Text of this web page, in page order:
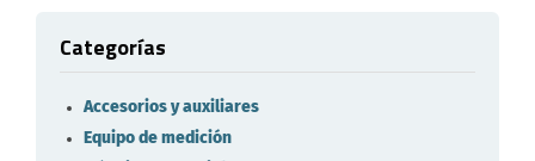
Categorías
Accesorios y auxiliares
Equipo de medición